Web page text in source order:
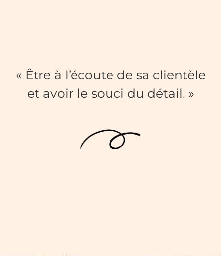
« Être à l’écoute de sa clientèle
et avoir le souci du détail. »